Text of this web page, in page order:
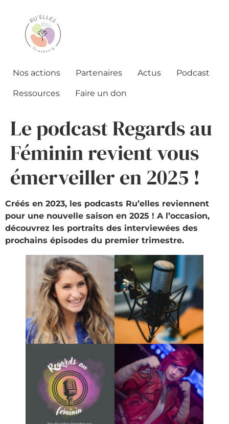
Nos actions Partenaires Actus Podcast
Ressources Faire un don
Le podcast Regards au
Féminin revient vous
émerveiller en 2025 !
Créés en 2023, les podcasts Ru’elles reviennent
pour une nouvelle saison en 2025 ! A l’occasion,
découvrez les portraits des interviewées des
prochains épisodes du premier trimestre.